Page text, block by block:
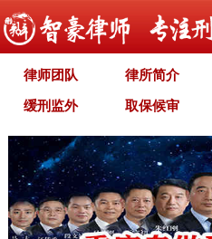
律师团队 律所简介
缓刑监外 取保候审
职务犯罪 经济犯罪
智豪文化 自首立功
刑罚种类 刑事法规
法律援助 刑事资讯